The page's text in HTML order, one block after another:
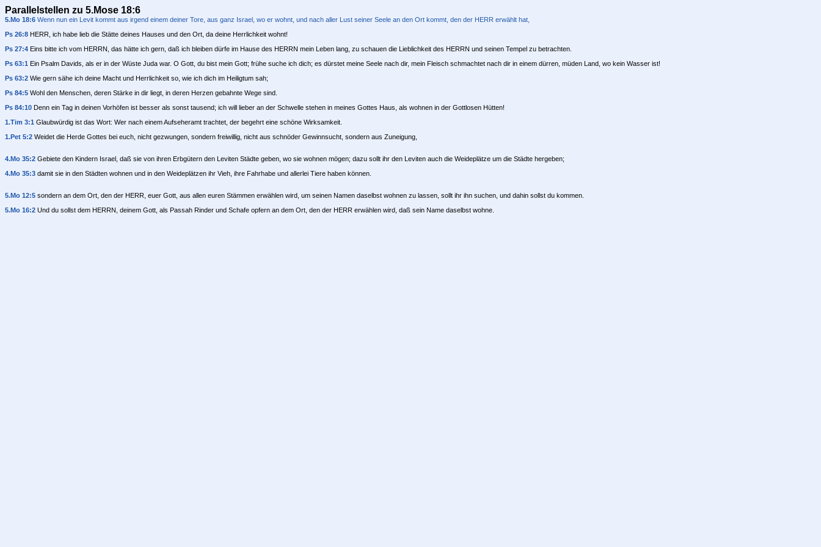
Parallelstellen zu 5.Mose 18:6
5.Mo 18:6 Wenn nun ein Levit kommt aus irgend einem deiner Tore, aus ganz Israel, wo er wohnt, und nach aller Lust seiner Seele an den Ort kommt, den der HERR erwählt hat,
Ps 26:8 HERR, ich habe lieb die Stätte deines Hauses und den Ort, da deine Herrlichkeit wohnt!
Ps 27:4 Eins bitte ich vom HERRN, das hätte ich gern, daß ich bleiben dürfe im Hause des HERRN mein Leben lang, zu schauen die Lieblichkeit des HERRN und seinen Tempel zu betrachten.
Ps 63:1 Ein Psalm Davids, als er in der Wüste Juda war. O Gott, du bist mein Gott; frühe suche ich dich; es dürstet meine Seele nach dir, mein Fleisch schmachtet nach dir in einem dürren, müden Land, wo kein Wasser ist!
Ps 63:2 Wie gern sähe ich deine Macht und Herrlichkeit so, wie ich dich im Heiligtum sah;
Ps 84:5 Wohl den Menschen, deren Stärke in dir liegt, in deren Herzen gebahnte Wege sind.
Ps 84:10 Denn ein Tag in deinen Vorhöfen ist besser als sonst tausend; ich will lieber an der Schwelle stehen in meines Gottes Haus, als wohnen in der Gottlosen Hütten!
1.Tim 3:1 Glaubwürdig ist das Wort: Wer nach einem Aufseheramt trachtet, der begehrt eine schöne Wirksamkeit.
1.Pet 5:2 Weidet die Herde Gottes bei euch, nicht gezwungen, sondern freiwillig, nicht aus schnöder Gewinnsucht, sondern aus Zuneigung,
4.Mo 35:2 Gebiete den Kindern Israel, daß sie von ihren Erbgütern den Leviten Städte geben, wo sie wohnen mögen; dazu sollt ihr den Leviten auch die Weideplätze um die Städte hergeben;
4.Mo 35:3 damit sie in den Städten wohnen und in den Weideplätzen ihr Vieh, ihre Fahrhabe und allerlei Tiere haben können.
5.Mo 12:5 sondern an dem Ort, den der HERR, euer Gott, aus allen euren Stämmen erwählen wird, um seinen Namen daselbst wohnen zu lassen, sollt ihr ihn suchen, und dahin sollst du kommen.
5.Mo 16:2 Und du sollst dem HERRN, deinem Gott, als Passah Rinder und Schafe opfern an dem Ort, den der HERR erwählen wird, daß sein Name daselbst wohne.